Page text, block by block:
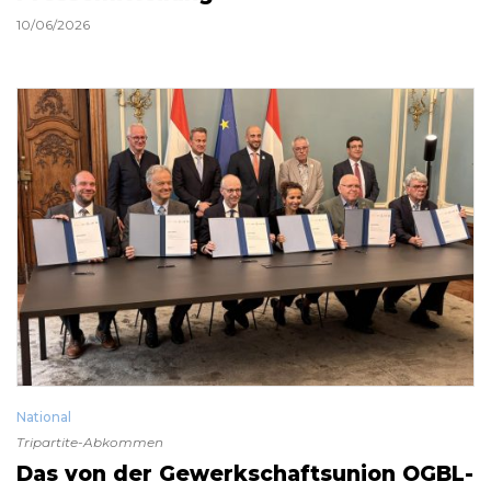
10/06/2026
National
Tripartite-Abkommen
Das von der Gewerkschaftsunion OGBL-